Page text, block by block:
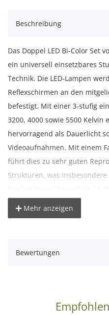
Beschreibung
Das Doppel LED Bi-Color Set
ein universell einsetzbares
Technik. Die LED-Lampen
Reflexschirmen an den
befestigt. Mit einer 3-stufig
3200, 4000 sowie 5500 Kelvin
hervorragend als Dauerlicht
Videoaufnahmen. Mit einem
führt dies zu sehr guten
Strukturen, was
Lieferumfang sind ebenfalls
- Maximale Lichtausbeute
Mehr anzeigen
Bewertungen